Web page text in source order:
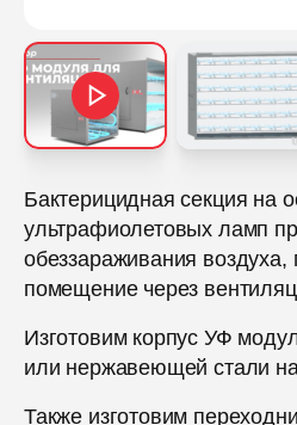
Бактерицидная секция на
ультрафиолетовых ламп
обеззараживания
помещение через
Изготовим корпус УФ
или нержавеющей стали
Также изготовим